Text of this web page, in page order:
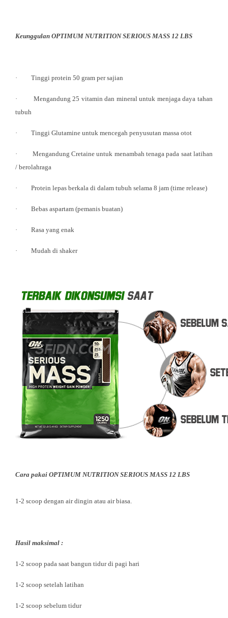
Keunggulan OPTIMUM NUTRITION SERIOUS MASS 12 LBS
· Tinggi protein 50 gram per sajian
· Mengandung 25 vitamin dan mineral untuk menjaga daya tahan
tubuh
· Tinggi Glutamine untuk mencegah penyusutan massa otot
· Mengandung Cretaine untuk menambah tenaga pada saat latihan
/ berolahraga
· Protein lepas berkala di dalam tubuh selama 8 jam (time release)
· Bebas aspartam (pemanis buatan)
· Rasa yang enak
· Mudah di shaker
Cara pakai OPTIMUM NUTRITION SERIOUS MASS 12 LBS
1-2 scoop dengan air dingin atau air biasa.
Hasil maksimal :
1-2 scoop pada saat bangun tidur di pagi hari
1-2 scoop setelah latihan
1-2 scoop sebelum tidur